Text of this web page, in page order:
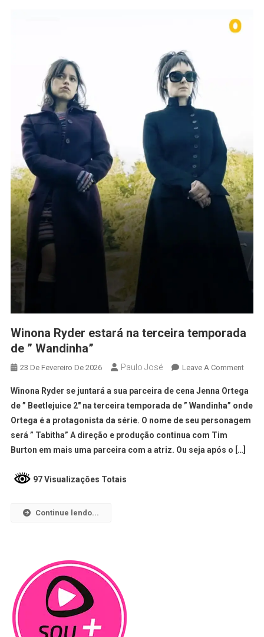
Winona Ryder estará na terceira temporada
de ” Wandinha”
23 De Fevereiro De 2026 Paulo José Leave A Comment
Winona Ryder se juntará a sua parceira de cena Jenna Ortega
de ” Beetlejuice 2″ na terceira temporada de ” Wandinha” onde
Ortega é a protagonista da série. O nome de seu personagem
será ” Tabitha” A direção e produção continua com Tim
Burton em mais uma parceira com a atriz. Ou seja após o […]
97 Visualizações Totais
Continue lendo...